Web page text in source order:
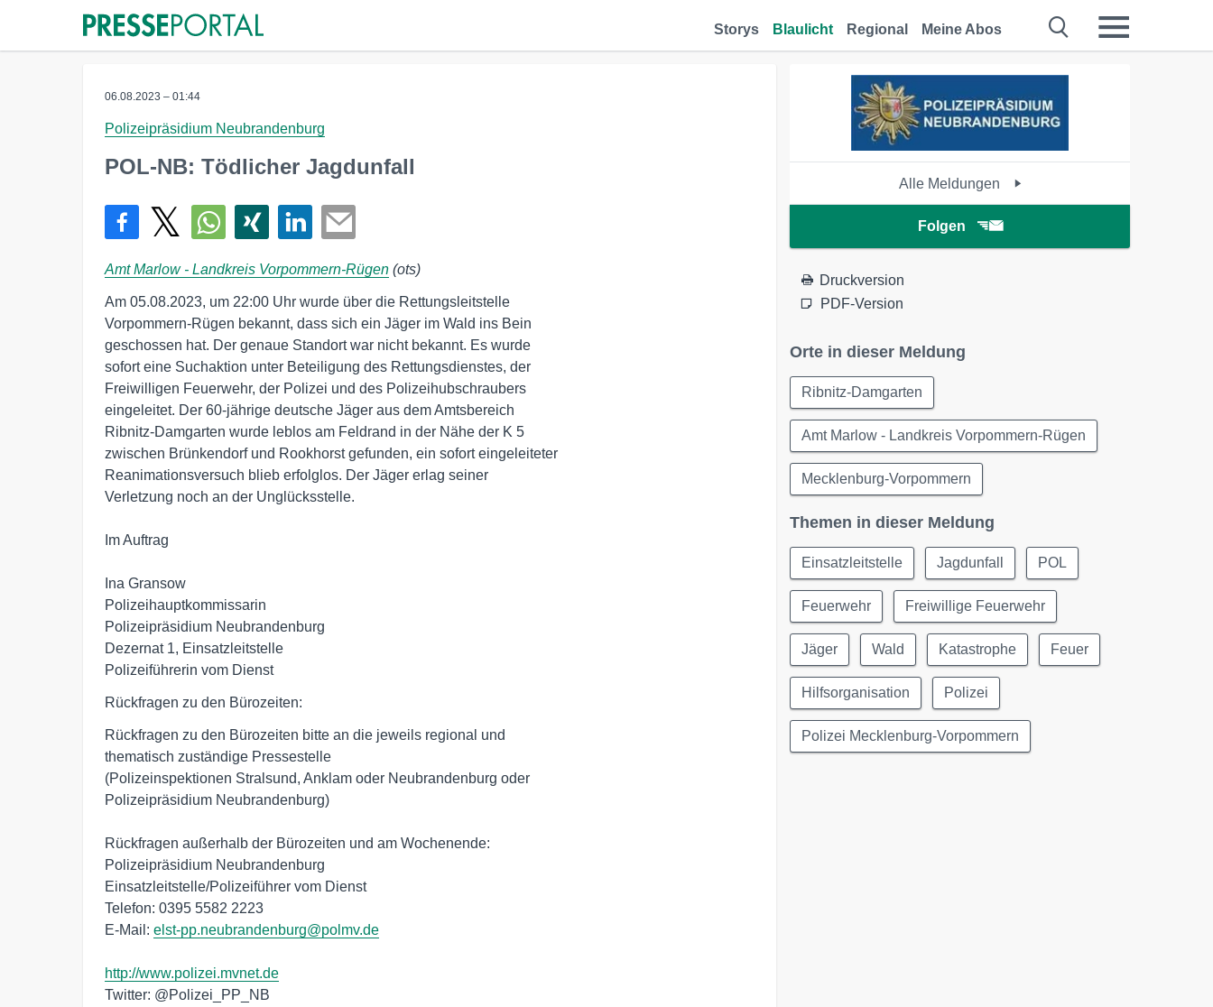
Storys Blaulicht Regional Meine Abos
06.08.2023 – 01:44
Polizeipräsidium Neubrandenburg
POL-NB: Tödlicher Jagdunfall
Amt Marlow - Landkreis Vorpommern-Rügen (ots)
Am 05.08.2023, um 22:00 Uhr wurde über die Rettungsleitstelle
Vorpommern-Rügen bekannt, dass sich ein Jäger im Wald ins Bein
geschossen hat. Der genaue Standort war nicht bekannt. Es wurde
sofort eine Suchaktion unter Beteiligung des Rettungsdienstes, der
Freiwilligen Feuerwehr, der Polizei und des Polizeihubschraubers
eingeleitet. Der 60-jährige deutsche Jäger aus dem Amtsbereich
Ribnitz-Damgarten wurde leblos am Feldrand in der Nähe der K 5
zwischen Brünkendorf und Rookhorst gefunden, ein sofort eingeleiteter
Reanimationsversuch blieb erfolglos. Der Jäger erlag seiner
Verletzung noch an der Unglücksstelle.
Im Auftrag
Ina Gransow
Polizeihauptkommissarin
Polizeipräsidium Neubrandenburg
Dezernat 1, Einsatzleitstelle
Rückfragen zu den Bürozeiten:
Rückfragen zu den Bürozeiten bitte an die jeweils regional und
thematisch zuständige Pressestelle
(Polizeinspektionen Stralsund, Anklam oder Neubrandenburg oder
Polizeipräsidium Neubrandenburg)
Rückfragen außerhalb der Bürozeiten und am Wochenende:
Polizeipräsidium Neubrandenburg
Einsatzleitstelle/Polizeiführer vom Dienst
Telefon: 0395 5582 2223
E-Mail: elst-pp.neubrandenburg@polmv.de
http://www.polizei.mvnet.de
Twitter: @Polizei_PP_NB
Alle Meldungen
Folgen
Druckversion
PDF-Version
Orte in dieser Meldung
Ribnitz-Damgarten
Amt Marlow - Landkreis Vorpommern-Rügen
Mecklenburg-Vorpommern
Themen in dieser Meldung
Einsatzleitstelle Jagdunfall POL
Feuerwehr Freiwillige Feuerwehr
Jäger Wald Katastrophe Feuer
Hilfsorganisation Polizei
Polizei Mecklenburg-Vorpommern